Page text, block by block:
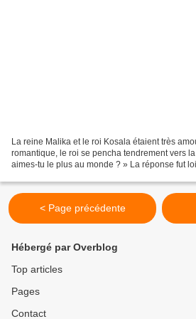
La reine Malika et le roi Kosala étaient très
romantique, le roi se pencha tendrement vers
aimes-tu le plus au monde ? » La réponse fut
< Page précédente
Hébergé par Overblog
Top articles
Pages
Contact